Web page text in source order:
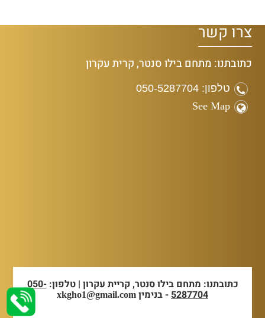
צרו קשר
כתובתנו: מתחם בילו סנטר, קרית עקרון
טלפון: 050-5287704
See Map
כתובתנו: מתחם בילו סנטר, קריית עקרון | טלפון:050-
5287704- בנימין xkgho1@gmail.com